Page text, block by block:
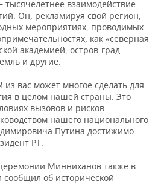
тысячелетнее взаимодействие
Он, рекламируя свой регион,
мероприятиях, проводимых
как «северная
академией, остров-град
и другие.
вас может многое сделать для
в целом нашей страны. Это
вызовов и рисков
нашего национального
Путина достижимо
РТ.
Минниханов также в
сообщил об исторической